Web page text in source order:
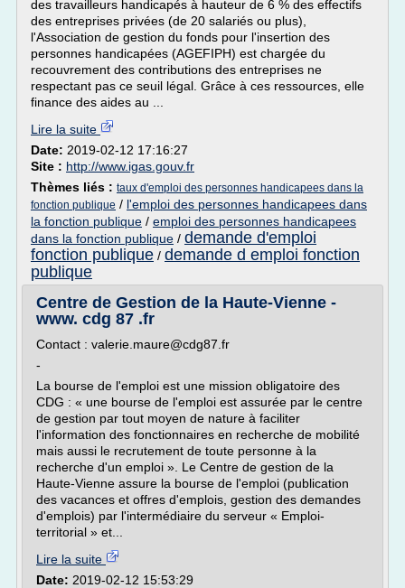
des travailleurs handicapés à hauteur de 6 % des effectifs
des entreprises privées (de 20 salariés ou plus),
l'Association de gestion du fonds pour l'insertion des
personnes handicapées (AGEFIPH) est chargée du
recouvrement des contributions des entreprises ne
respectant pas ce seuil légal. Grâce à ces ressources, elle
finance des aides au ...
Lire la suite
Date: 2019-02-12 17:16:27
Site : http://www.igas.gouv.fr
Thèmes liés : taux d'emploi des personnes handicapees dans la
fonction publique / l'emploi des personnes handicapees dans
la fonction publique / emploi des personnes handicapees
dans la fonction publique / demande d'emploi
fonction publique / demande d emploi fonction
publique
Centre de Gestion de la Haute-Vienne -
www. cdg 87 .fr
Contact : valerie.maure@cdg87.fr
-
La bourse de l'emploi est une mission obligatoire des
CDG : « une bourse de l'emploi est assurée par le centre
de gestion par tout moyen de nature à faciliter
l'information des fonctionnaires en recherche de mobilité
mais aussi le recrutement de toute personne à la
recherche d'un emploi ». Le Centre de gestion de la
Haute-Vienne assure la bourse de l'emploi (publication
des vacances et offres d'emplois, gestion des demandes
d'emplois) par l'intermédiaire du serveur « Emploi-
territorial » et...
Lire la suite
Date: 2019-02-12 15:53:29